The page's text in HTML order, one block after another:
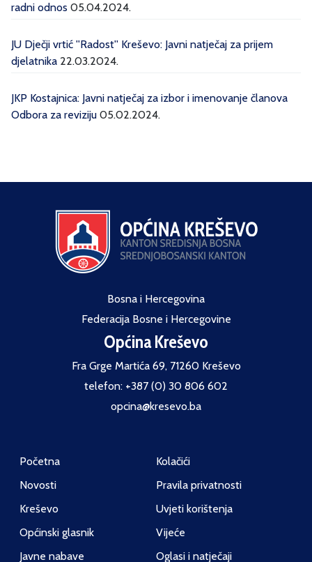
radni odnos 05.04.2024.
JU Dječji vrtić ''Radost'' Kreševo: Javni natječaj za prijem
djelatnika 22.03.2024.
JKP Kostajnica: Javni natječaj za izbor i imenovanje članova
Odbora za reviziju 05.02.2024.
Bosna i Hercegovina
Federacija Bosne i Hercegovine
Općina Kreševo
Fra Grge Martića 69, 71260 Kreševo
telefon: +387 (0) 30 806 602
opcina@kresevo.ba
Početna
Novosti
Kreševo
Općinski glasnik
Javne nabave
Kolačići
Pravila privatnosti
Uvjeti korištenja
Vijeće
Oglasi i natječaji